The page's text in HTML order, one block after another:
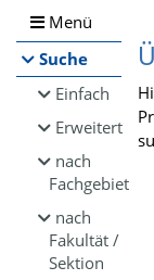
Menü
Suche
Einfach
Erweitert
nach
Fachgebiet
nach
Fakultät /
Sektion